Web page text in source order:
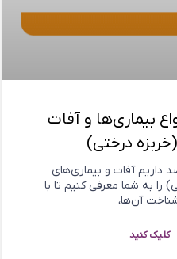
بیماری‌ها و آفات
(خربزه درختی)
داریم آفات و بیماری‌های
را به شما معرفی کنیم تا با
آن‌ها،
کلیک کنید